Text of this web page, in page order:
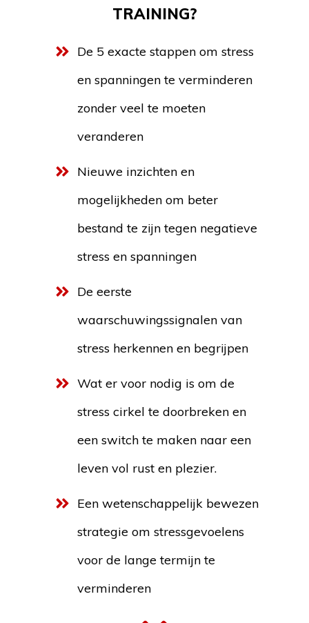
TRAINING?
De 5 exacte stappen om stress
en spanningen te verminderen
zonder veel te moeten
veranderen
Nieuwe inzichten en
mogelijkheden om beter
bestand te zijn tegen negatieve
stress en spanningen
De eerste
waarschuwingssignalen van
stress herkennen en begrijpen
Wat er voor nodig is om de
stress cirkel te doorbreken en
een switch te maken naar een
leven vol rust en plezier.
Een wetenschappelijk bewezen
strategie om stressgevoelens
voor de lange termijn te
verminderen